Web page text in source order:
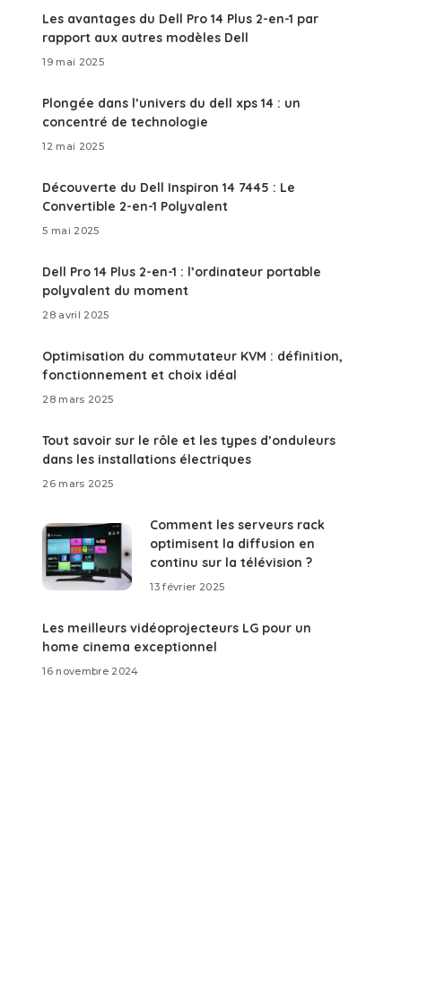
Les avantages du Dell Pro 14 Plus 2-en-1 par
rapport aux autres modèles Dell
19 mai 2025
Plongée dans l’univers du dell xps 14 : un
concentré de technologie
12 mai 2025
Découverte du Dell Inspiron 14 7445 : Le
Convertible 2-en-1 Polyvalent
5 mai 2025
Dell Pro 14 Plus 2-en-1 : l’ordinateur portable
polyvalent du moment
28 avril 2025
Optimisation du commutateur KVM : définition,
fonctionnement et choix idéal
28 mars 2025
Tout savoir sur le rôle et les types d’onduleurs
dans les installations électriques
26 mars 2025
Comment les serveurs rack
optimisent la diffusion en
continu sur la télévision ?
13 février 2025
Les meilleurs vidéoprojecteurs LG pour un
home cinema exceptionnel
16 novembre 2024